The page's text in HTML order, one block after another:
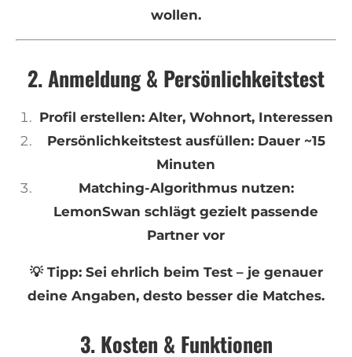
wollen.
2. Anmeldung & Persönlichkeitstest
Profil erstellen: Alter, Wohnort, Interessen
Persönlichkeitstest ausfüllen: Dauer ~15
Minuten
Matching-Algorithmus nutzen:
LemonSwan schlägt gezielt passende
Partner vor
💡 Tipp: Sei ehrlich beim Test – je genauer
deine Angaben, desto besser die Matches.
3. Kosten & Funktionen